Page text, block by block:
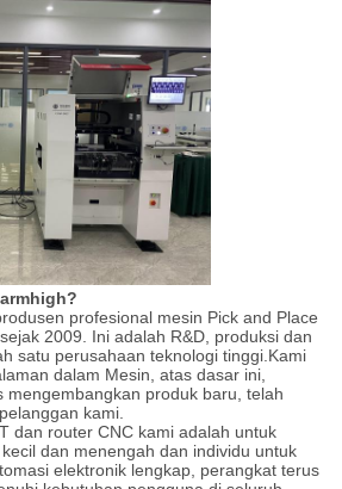
profesional mesin Pick and Place
2009. Ini adalah R&D, produksi dan
satu perusahaan teknologi tinggi.Kami
dalam Mesin, atas dasar ini,
mengembangkan produk baru, telah
kami.
dan router CNC kami adalah untuk
dan menengah dan individu untuk
elektronik lengkap, perangkat terus